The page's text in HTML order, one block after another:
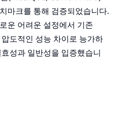
마크를 통해 검증되었습니다.
운 어려운 설정에서 기존
도적인 성능 차이로 능가하
성과 일반성을 입증했습니